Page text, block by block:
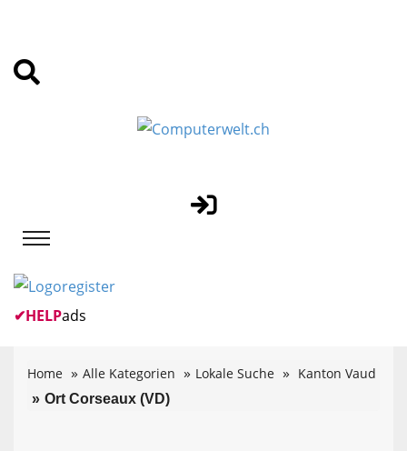
✔HELPads
Home Alle Kategorien Lokale Suche Kanton Vaud
Ort Corseaux (VD)